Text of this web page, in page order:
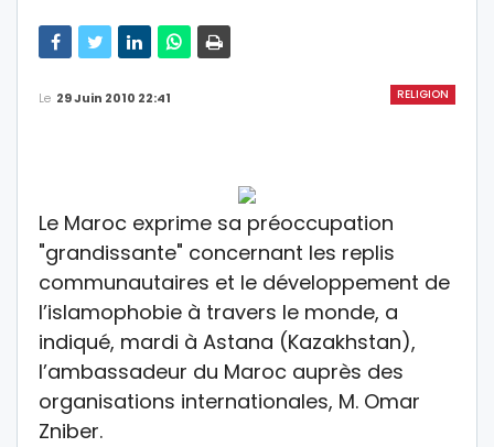
RELIGION
Le 29 Juin 2010 22:41
Le Maroc exprime sa préoccupation
"grandissante" concernant les replis
communautaires et le développement de
l’islamophobie à travers le monde, a
indiqué, mardi à Astana (Kazakhstan),
l’ambassadeur du Maroc auprès des
organisations internationales, M. Omar
Zniber.